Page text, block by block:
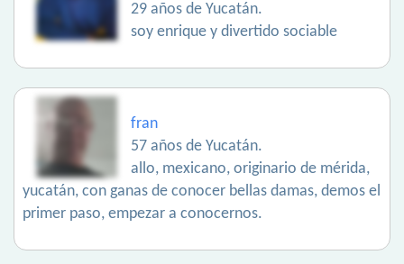
29 años de Yucatán.
soy enrique y divertido sociable
fran
57 años de Yucatán.
allo, mexicano, originario de mérida,
yucatán, con ganas de conocer bellas damas, demos el
primer paso, empezar a conocernos.